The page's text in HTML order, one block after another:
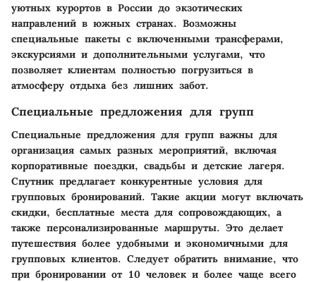
уютных курортов в России до экзотических
направлений в южных странах. Возможны
специальные пакеты с включенными трансферами,
экскурсиями и дополнительными услугами, что
позволяет клиентам полностью погрузиться в
атмосферу отдыха без лишних забот.
Специальные предложения для групп
Специальные предложения для групп важны для
организация самых разных мероприятий, включая
корпоративные поездки, свадьбы и детские лагеря.
Спутник предлагает конкурентные условия для
групповых бронирований. Такие акции могут включать
скидки, бесплатные места для сопровождающих, а
также персонализированные маршруты. Это делает
путешествия более удобными и экономичными для
групповых клиентов. Следует обратить внимание, что
при бронировании от 10 человек и более чаще всего